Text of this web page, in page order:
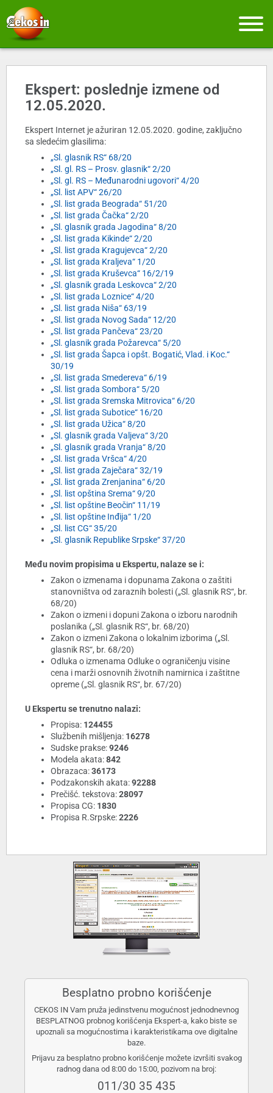
Ekspert: poslednje izmene od
12.05.2020.
Ekspert Internet je ažuriran 12.05.2020. godine, zaključno
sa sledećim glasilima:
„Sl. glasnik RS“ 68/20
„Sl. gl. RS – Prosv. glasnik“ 2/20
„Sl. gl. RS – Međunarodni ugovori“ 4/20
„Sl. list APV“ 26/20
„Sl. list grada Beograda“ 51/20
„Sl. list grada Čačka“ 2/20
„Sl. glasnik grada Jagodina“ 8/20
„Sl. list grada Kikinde“ 2/20
„Sl. list grada Kragujevca“ 2/20
„Sl. list grada Kraljeva“ 1/20
„Sl. list grada Kruševca“ 16/2/19
„Sl. glasnik grada Leskovca“ 2/20
„Sl. list grada Loznice“ 4/20
„Sl. list grada Niša“ 63/19
„Sl. list grada Novog Sada“ 12/20
„Sl. list grada Pančeva“ 23/20
„Sl. glasnik grada Požarevca“ 5/20
„Sl. list grada Šapca i opšt. Bogatić, Vlad. i Koc.“
30/19
„Sl. list grada Smedereva“ 6/19
„Sl. list grada Sombora“ 5/20
„Sl. list grada Sremska Mitrovica“ 6/20
„Sl. list grada Subotice“ 16/20
„Sl. list grada Užica“ 8/20
„Sl. glasnik grada Valjeva“ 3/20
„Sl. glasnik grada Vranja“ 8/20
„Sl. list grada Vršca“ 4/20
„Sl. list grada Zaječara“ 32/19
„Sl. list grada Zrenjanina“ 6/20
„Sl. list opština Srema“ 9/20
„Sl. list opštine Beočin“ 11/19
„Sl. list opštine Inđija“ 1/20
„Sl. list CG“ 35/20
„Sl. glasnik Republike Srpske“ 37/20
Među novim propisima u Ekspertu, nalaze se i:
Zakon o izmenama i dopunama Zakona o zaštiti
stanovništva od zaraznih bolesti („Sl. glasnik RS“, br.
68/20)
Zakon o izmeni i dopuni Zakona o izboru narodnih
poslanika („Sl. glasnik RS“, br. 68/20)
Zakon o izmeni Zakona o lokalnim izborima („Sl.
glasnik RS“, br. 68/20)
Odluka o izmenama Odluke o ograničenju visine
cena i marži osnovnih životnih namirnica i zaštitne
opreme („Sl. glasnik RS“, br. 67/20)
U Ekspertu se trenutno nalazi:
Propisa: 124455
Službenih mišljenja: 16278
Sudske prakse:9246
Modela akata:842
Obrazaca:36173
Podzakonskih akata:92288
Prečišć. tekstova:28097
Propisa CG: 1830
Propisa R.Srpske:2226
Besplatno probno korišćenje
CEKOS IN Vam pruža jedinstvenu mogućnost jednodnevnog
BESPLATNOG probnog korišćenja Ekspert-a, kako biste se
upoznali sa mogućnostima i karakteristikama ove digitalne
baze.
Prijavu za besplatno probno korišćenje možete izvršiti svakog
radnog dana od 8:00 do 15:00, pozivom na broj:
011/30 35 435